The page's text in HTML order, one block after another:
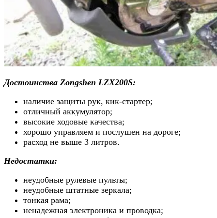
Достоинства Zongshen LZX200S:
наличие защиты рук, кик-стартер;
отличный аккумулятор;
высокие ходовые качества;
хорошо управляем и послушен на дороге;
расход не выше 3 литров.
Недостатки:
неудобные рулевые пульты;
неудобные штатные зеркала;
тонкая рама;
ненадежная электроника и проводка;